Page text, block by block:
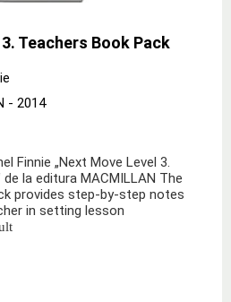
Teachers Book Pack
- 2014
Finnie „Next Move Level 3.
la editura MACMILLAN The
provides step-by-step notes
in setting lesson